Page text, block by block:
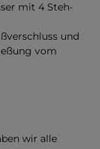
mit 4 Steh-
und
vom
wir alle